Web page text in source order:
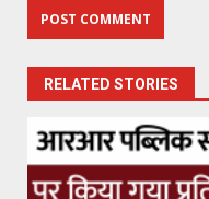
RELATED STORIES